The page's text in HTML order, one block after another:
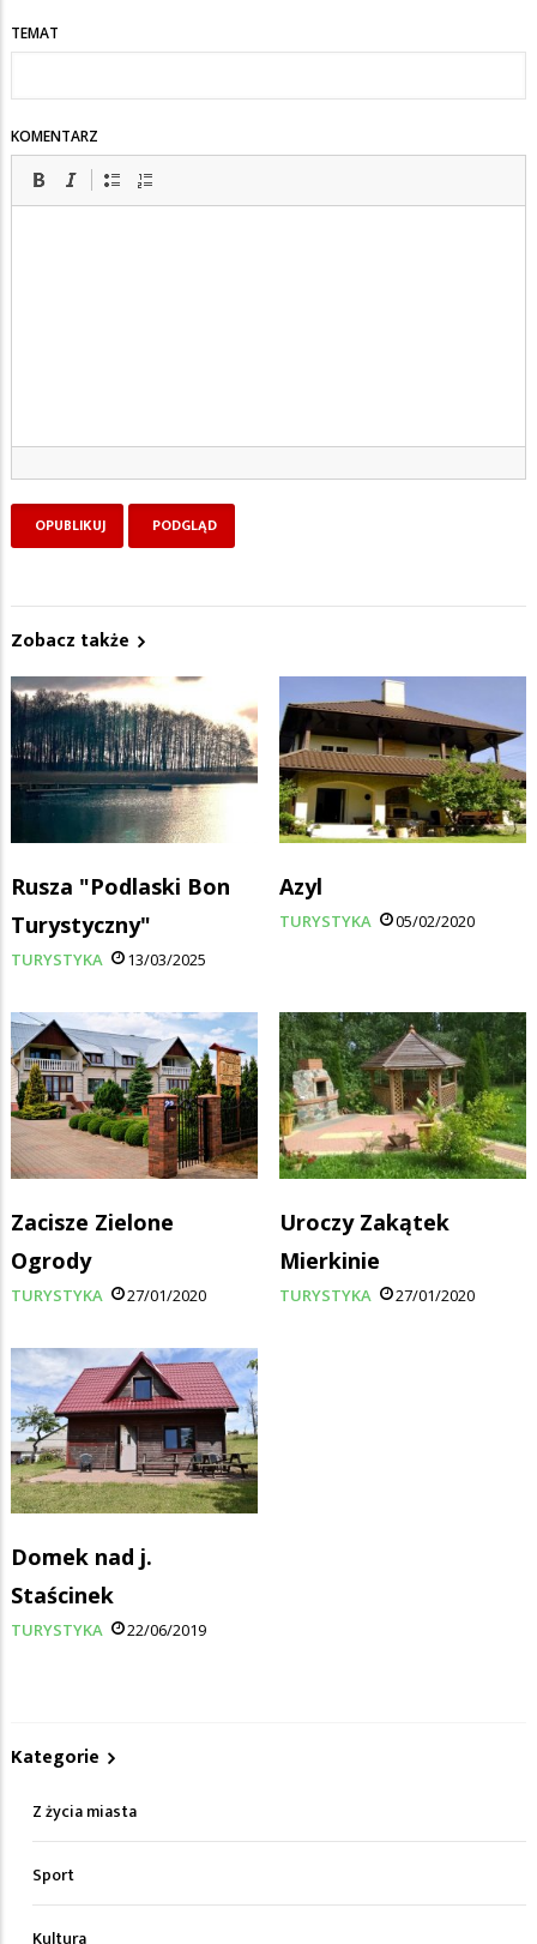
TEMAT
KOMENTARZ
Zobacz także
Rusza "Podlaski Bon
Turystyczny"
TURYSTYKA 13/03/2025
Azyl
TURYSTYKA 05/02/2020
Zacisze Zielone
Ogrody
TURYSTYKA 27/01/2020
Uroczy Zakątek
Mierkinie
TURYSTYKA 27/01/2020
Domek nad j.
Staścinek
TURYSTYKA 22/06/2019
Kategorie
Z życia miasta
Sport